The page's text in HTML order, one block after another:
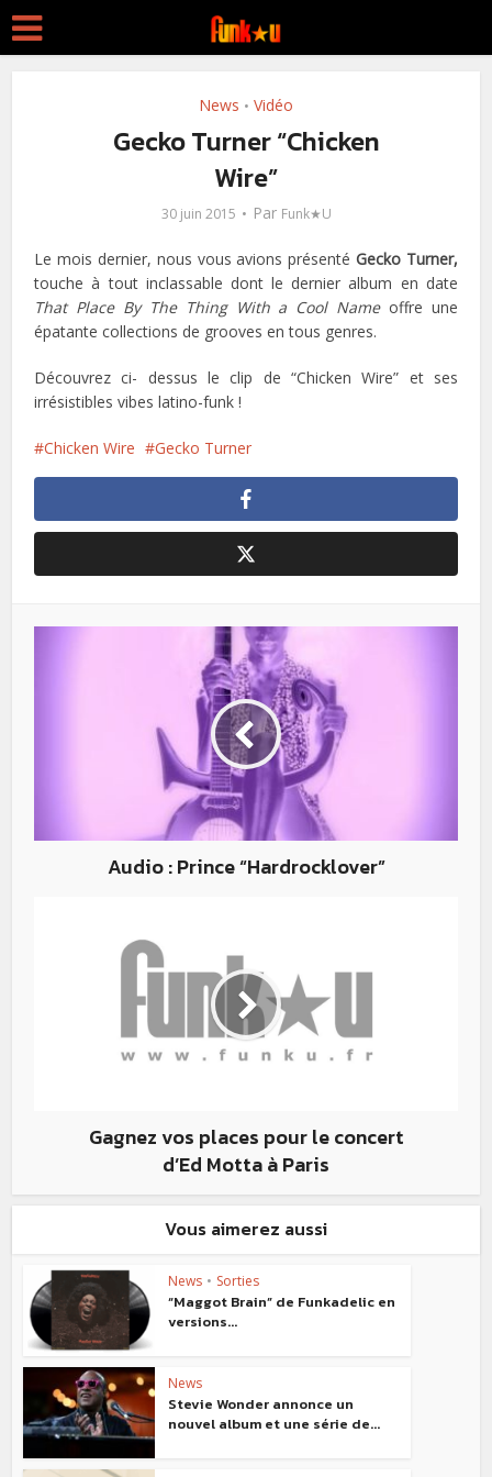
News • Vidéo
Gecko Turner “Chicken
Wire”
30 juin 2015 Par Funk★U
Le mois dernier, nous vous avions présenté Gecko Turner,
touche à tout inclassable dont le dernier album en date
That Place By The Thing With a Cool Nameoffre une
épatante collections de grooves en tous genres.
Découvrez ci- dessus le clip de “Chicken Wire” et ses
irrésistibles vibes latino-funk !
Chicken Wire Gecko Turner
Audio : Prince “Hardrocklover”
Gagnez vos places pour le concert
d’Ed Motta à Paris
Vous aimerez aussi
News • Sorties
“Maggot Brain” de Funkadelic en
versions...
News
Stevie Wonder annonce un
nouvel album et une série de...